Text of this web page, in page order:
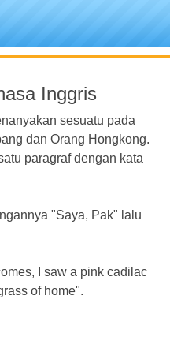
Inggris
sesuatu pada
dan Orang Hongkong.
paragraf dengan kata
"Saya, Pak" lalu
I saw a pink cadilac
of home".